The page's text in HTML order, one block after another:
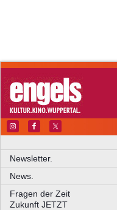
Newsletter.
News.
Fragen der Zeit
Zukunft JETZT